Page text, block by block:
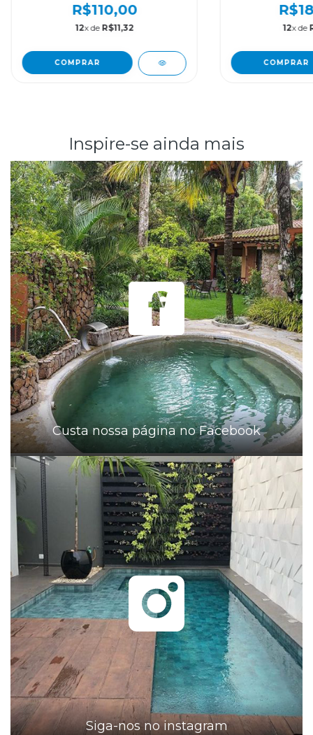
R$110,00
12x de R$11,32 12x de
Inspire-se ainda mais
Custa nossa página no Facebook
Siga-nos no instagram